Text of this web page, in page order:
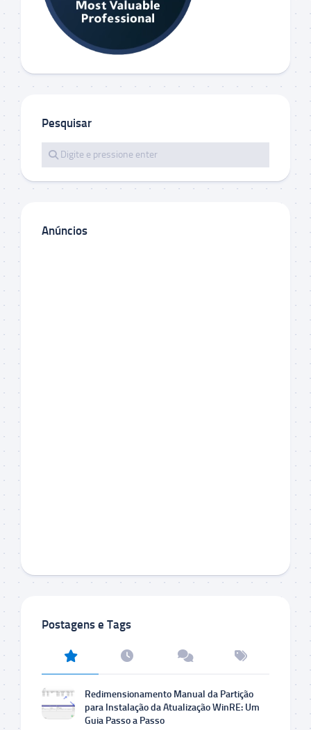
Pesquisar
Anúncios
Postagens e Tags
Redimensionamento Manual da Partição
para Instalação da Atualização WinRE: Um
Guia Passo a Passo